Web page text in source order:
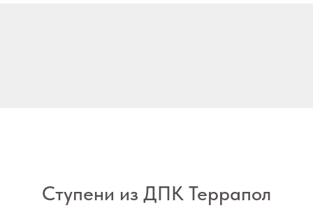
Ступени из ДПК Террапол